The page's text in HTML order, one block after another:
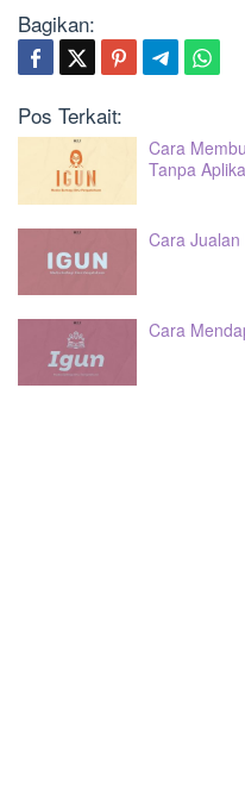
Bagikan:
Pos Terkait:
Cara
Tanpa
Cara
Cara